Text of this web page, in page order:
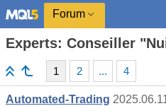
Forum
Experts: Conseiller
1 2 ... 4
Automated-Trading